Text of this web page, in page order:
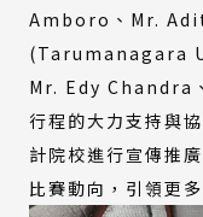
Amboro、Mr.
(Tarumanagara
Mr. Edy Chandra
行程的大力支持與
計院校進行宣傳推
比賽動向，引領更